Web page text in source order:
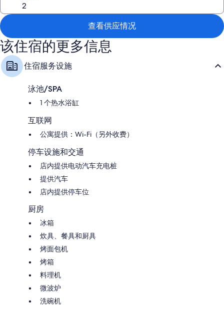
查看供应情况
该住宿的更多信息
住宿服务设施
泳池/SPA
1 个热水浴缸
互联网
公寓提供：Wi-Fi（另外收费）
停车设施和交通
店内提供电动汽车充电桩
提供汽车
店内提供停车位
厨房
冰箱
炊具、餐具和厨具
烤面包机
烤箱
料理机
微波炉
洗碗机